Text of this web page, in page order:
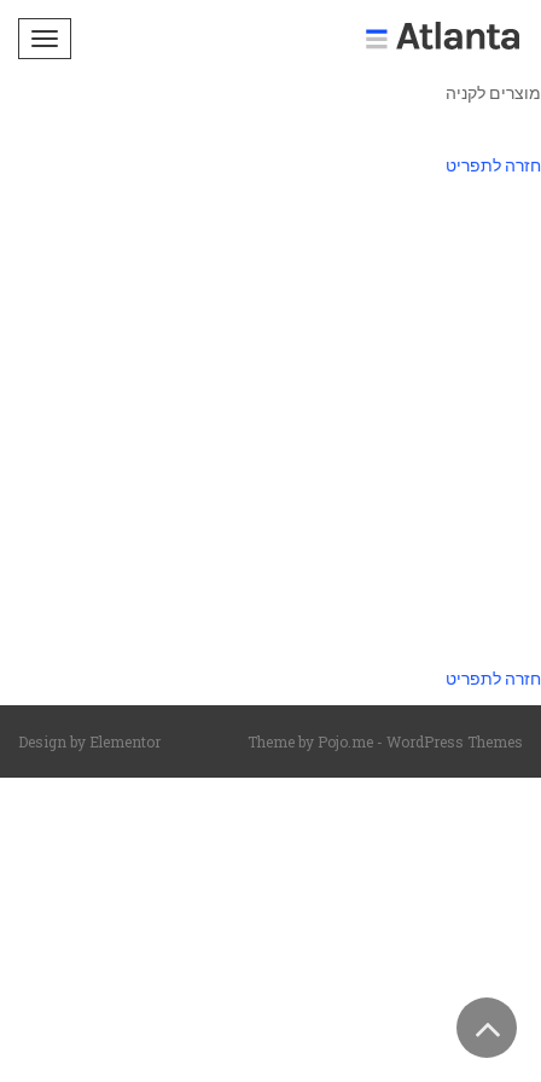
מוצרים לקניה
חזרה לתפריט
חזרה לתפריט
Theme by Pojo.me - WordPress Themes
Design by Elementor
גלילה
לראש